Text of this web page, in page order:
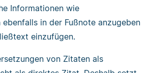
Informationen wie
in der Fußnote anzugeben
einzufügen.
von Zitaten als